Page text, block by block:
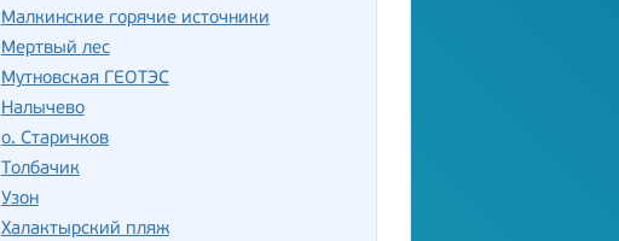
Малкинские горячие источники
Мертвый лес
Мутновская ГЕОТЭС
Налычево
о. Старичков
Толбачик
Узон
Халактырский пляж